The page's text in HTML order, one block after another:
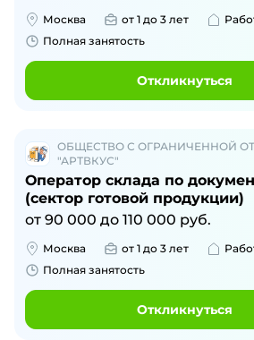
Москва от 1 до 3 лет
Полная занятость
Откликнуться
ОБЩЕСТВО С ОГРАНИЧЕННОЙ
"АРТВКУС"
Оператор склада по
(сектор готовой продукции)
от 90 000 до 110 000 руб.
Москва от 1 до 3 лет
Полная занятость
Откликнуться